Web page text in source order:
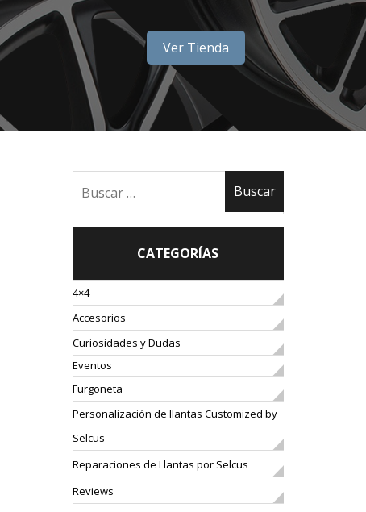
Ver Tienda
CATEGORÍAS
4×4
Accesorios
Curiosidades y Dudas
Eventos
Furgoneta
Personalización de llantas Customized by
Selcus
Reparaciones de Llantas por Selcus
Reviews